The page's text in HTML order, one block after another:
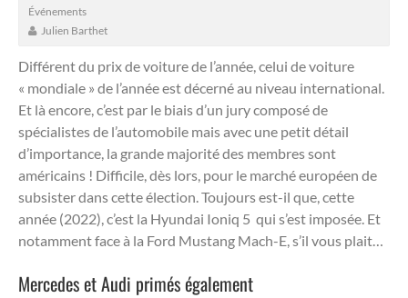
Événements
Julien Barthet
Différent du prix de voiture de l’année, celui de voiture
« mondiale » de l’année est décerné au niveau international.
Et là encore, c’est par le biais d’un jury composé de
spécialistes de l’automobile mais avec une petit détail
d’importance, la grande majorité des membres sont
américains ! Difficile, dès lors, pour le marché européen de
subsister dans cette élection. Toujours est-il que, cette
année (2022), c’est la Hyundai Ioniq 5 qui s’est imposée. Et
notamment face à la Ford Mustang Mach-E, s’il vous plait…
Mercedes et Audi primés également